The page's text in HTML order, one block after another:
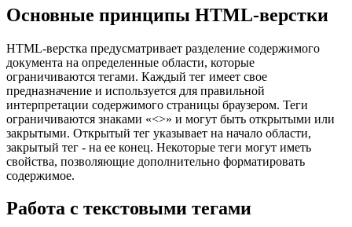
Основные принципы HTML-верстки
HTML-верстка предусматривает разделение содержимого
документа на определенные области, которые
ограничиваются тегами. Каждый тег имеет свое
предназначение и используется для правильной
интерпретации содержимого страницы браузером. Теги
ограничиваются знаками «<>» и могут быть открытыми или
закрытыми. Открытый тег указывает на начало области,
закрытый тег - на ее конец. Некоторые теги могут иметь
свойства, позволяющие дополнительно форматировать
содержимое.
Работа с текстовыми тегами